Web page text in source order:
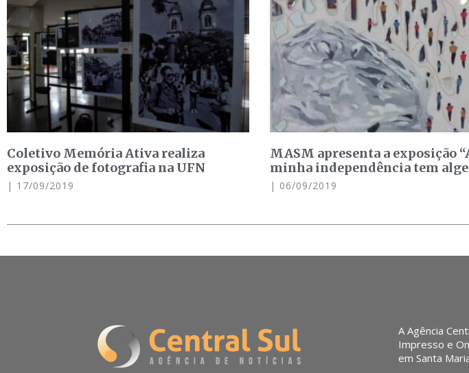
Coletivo Memória Ativa realiza
exposição de fotografia na UFN
17/09/2019
MASM apresenta a exposição
minha independência tem
06/09/2019
A Agência
Impresso e
em Santa